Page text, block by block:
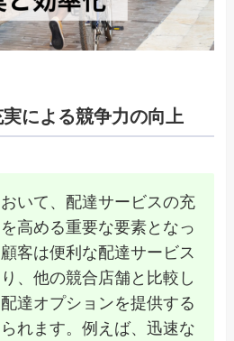
による競争力の向上
いて、配達サービスの充
高める重要な要素となっ
客は便利な配達サービス
、他の競合店舗と比較し
達オプションを提供する
れます。例えば、迅速な